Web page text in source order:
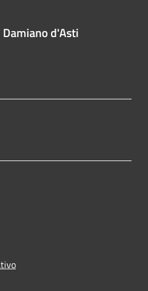
Damiano d'Asti